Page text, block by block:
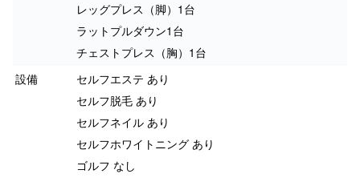
レッグプレス（脚）1台
ラットプルダウン1台
チェストプレス（胸）1台
設備
セルフエステ あり
セルフ脱毛 あり
セルフネイル あり
セルフホワイトニング あり
ゴルフ なし